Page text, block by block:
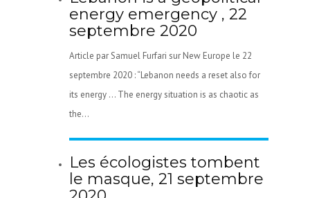
energy emergency , 22
septembre 2020
Article par Samuel Furfari sur New Europe le 22
septembre 2020 : “Lebanon needs a reset also for
its energy … The energy situation is as chaotic as
the...
Les écologistes tombent
le masque, 21 septembre